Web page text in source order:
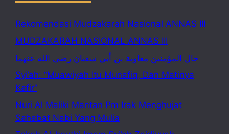
Rekomendasi Mudzakarah Nasional ANNAS III
MUDZAKARAH NASIONAL ANNAS III
خال المؤمنين معاوية بن أبي سفيان رضي الله عنهما
Syi’ah: “Muawiyah Itu Munafiq, Dan Matinya
Kafir”
Nuri Al Maliki Mantan Pm Irak Menghujat
Sahabat Nabi Yang Mulia